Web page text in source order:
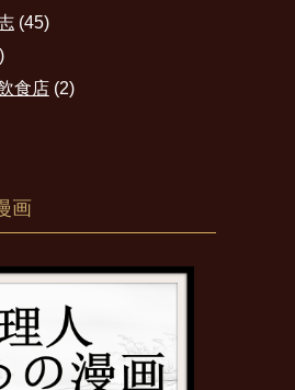
(45)
食店(2)
画